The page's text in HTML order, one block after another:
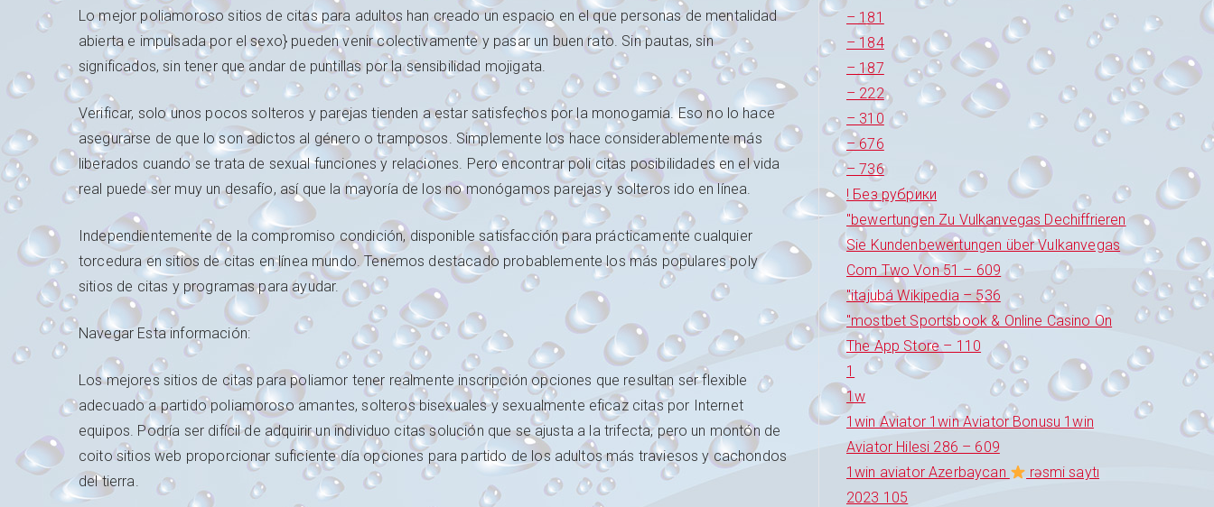
Lo mejor poliamoroso sitios de citas para adultos han creado un espacio en el que personas de mentalidad
abierta e impulsada por el sexo} pueden venir colectivamente y pasar un buen rato. Sin pautas, sin
significados, sin tener que andar de puntillas por la sensibilidad mojigata.
Verificar, solo unos pocos solteros y parejas tienden a estar satisfechos por la monogamia. Eso no lo hace
asegurarse de que lo son adictos al género o tramposos. Simplemente los hace considerablemente más
liberados cuando se trata de sexual funciones y relaciones. Pero encontrar poli citas posibilidades en el vida
real puede ser muy un desafío, así que la mayoría de los no monógamos parejas y solteros ido en línea.
Independientemente de la compromiso condición, disponible satisfacción para prácticamente cualquier
torcedura en sitios de citas en línea mundo. Tenemos destacado probablemente los más populares poly
sitios de citas y programas para ayudar.
Navegar Esta información:
Los mejores sitios de citas para poliamor tener realmente inscripción opciones que resultan ser flexible
adecuado a partido poliamoroso amantes, solteros bisexuales y sexualmente eficaz citas por Internet
equipos. Podría ser difícil de adquirir un individuo citas solución que se ajusta a la trifecta, pero un montón de
coito sitios web proporcionar suficiente día opciones para partido de los adultos más traviesos y cachondos
del tierra.
– 181
– 184
– 187
– 222
– 310
– 676
– 736
! Без рубрики
"bewertungen Zu Vulkanvegas Dechiffrieren
Sie Kundenbewertungen über Vulkanvegas
Com Two Von 51 – 609
"itajubá Wikipedia – 536
"‎mostbet Sportsbook & Online Casino On
The App Store – 110
1
1w
1win Aviator 1win Aviator Bonusu 1win
Aviator Hilesi 286 – 609
1win aviator Azerbaycan
rəsmi saytı
2023 105